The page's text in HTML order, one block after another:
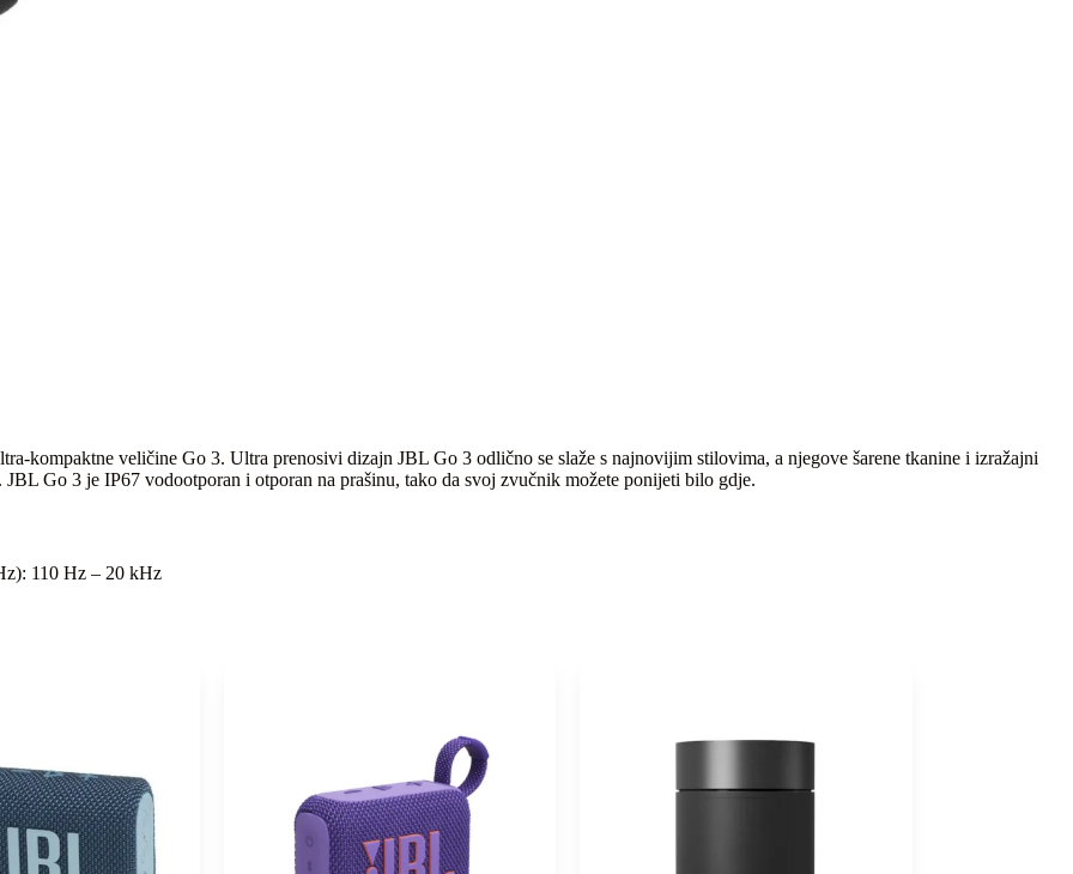
kompaktne veličine Go 3. Ultra prenosivi dizajn JBL Go 3 odlično se slaže s najnovijim stilovima, a njegove šarene tkanine i izražajni
Go 3 je IP67 vodootporan i otporan na prašinu, tako da svoj zvučnik možete ponijeti bilo gdje.
110 Hz – 20 kHz